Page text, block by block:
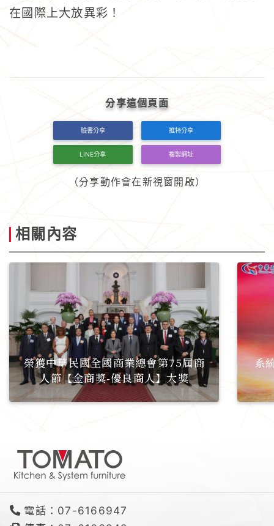
在國際上大放異彩 ！
分享這個頁面
臉書分享 推特分享
LINE分享 複製網址
（分享動作會在新視窗開啟）
相關內容
榮獲中華民國全國商業總會第75屆商
人節【金商獎-優良商人】大獎
系
電話：07-6166947